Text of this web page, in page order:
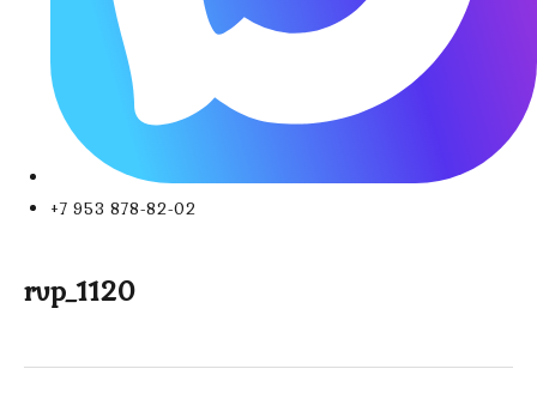
+7 953 878-82-02
rvp_1120